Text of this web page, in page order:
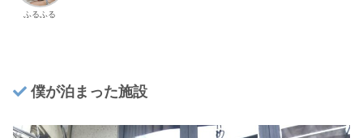
ふるふる
僕が泊まった施設